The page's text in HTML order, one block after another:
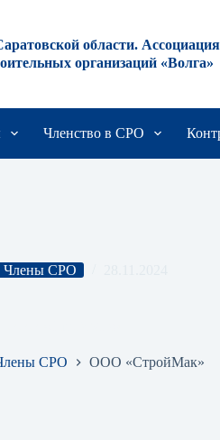
области. Ассоциация
организаций «Волга»
Членство в СРО
Члены СРО
СРО ООО «СтройМак»